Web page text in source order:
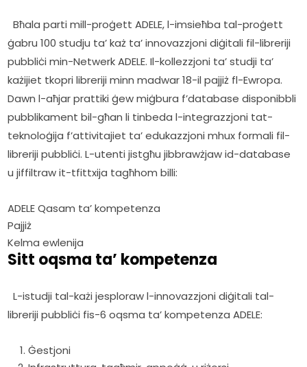
  Bħala parti mill-proġett ADELE, l-imsieħba tal-proġett
ġabru 100 studju ta’ każ ta’ innovazzjoni diġitali fil-libreriji
pubbliċi min-Netwerk ADELE. Il-kollezzjoni ta’ studji ta’
każijiet tkopri libreriji minn madwar 18-il pajjiż fl-Ewropa.
Dawn l-aħjar prattiki ġew miġbura f’database disponibbli
pubblikament bil-għan li tinbeda l-integrazzjoni tat-
teknoloġija f’attivitajiet ta’ edukazzjoni mhux formali fil-
libreriji pubbliċi. L-utenti jistgħu jibbrawżjaw id-database
u jiffiltraw it-tfittxija tagħhom billi:
ADELE Qasam ta’ kompetenza
Pajjiż
Kelma ewlenija
Sitt oqsma ta’ kompetenza
  L-istudji tal-każi jesploraw l-innovazzjoni diġitali tal-
libreriji pubbliċi fis-6 oqsma ta’ kompetenza ADELE:
Ġestjoni